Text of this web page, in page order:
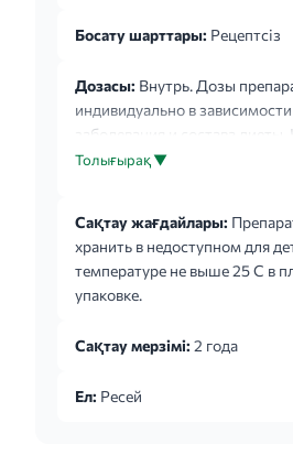
Босату шарттары: Рецептсіз
Дозасы: Внутрь. Дозы
индивидуально в
заболевания и состава диеты.
принимать во время или сразу
разжевывать, запивая
количеством жидкости, При
глотании (например, у
пациентов пожилого
добавляют к мягкой пище, не
Толығырақ ▼
Сақтау жағдайлары:
хранить в недоступном для
температуре не выше 25 C в
упаковке.
Сақтау мерзімі: 2 года
Ел: Ресей